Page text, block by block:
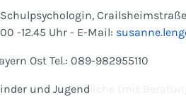
-12.45 Uhr - E-Mail:
Ost Tel.: 089-982955110
und Jugendliche (mit